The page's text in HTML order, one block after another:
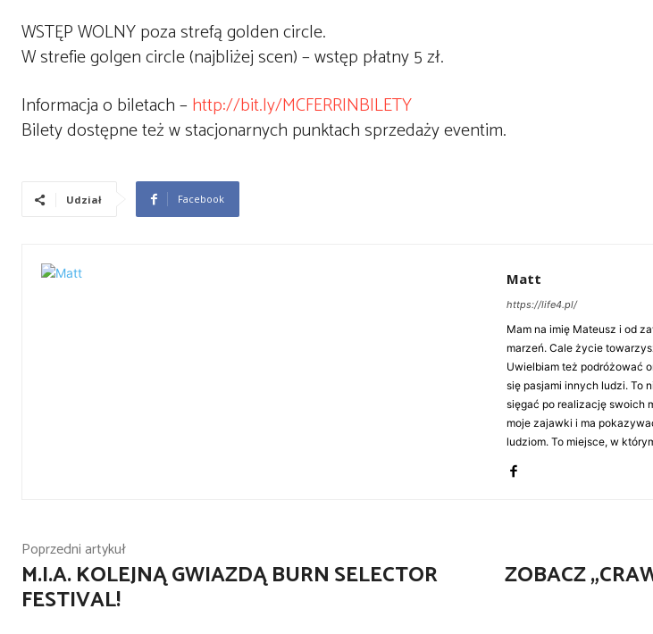
WSTĘP WOLNY poza strefą golden circle.
W strefie golgen circle (najbliżej scen) – wstęp płatny 5 zł.
Informacja o biletach – http://bit.ly/MCFERRINBILETY
Bilety dostępne też w stacjonarnych punktach sprzedaży eventim.
Udział Facebook
Matt
https://life4.pl/
Mam na imię Mateusz i od
marzeń. Cale życie
Uwielbiam też podróżować
się pasjami innych ludzi. To
sięgać po realizację swoich
moje zajawki i ma
ludziom. To miejsce, w
Poprzedni artykuł
M.I.A. KOLEJNĄ GWIAZDĄ BURN SELECTOR
FESTIVAL!
ZOBACZ